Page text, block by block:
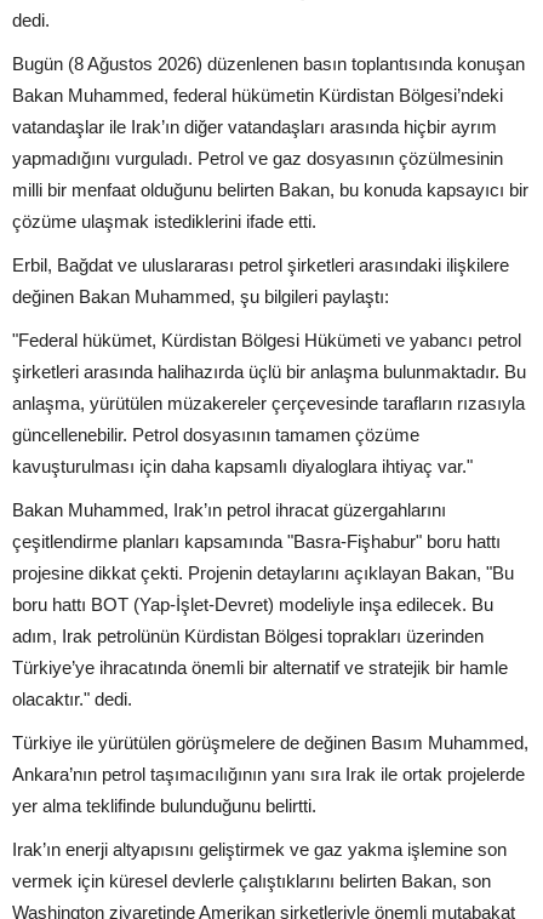
dedi.
Bugün (8 Ağustos 2026) düzenlenen basın toplantısında konuşan
Bakan Muhammed, federal hükümetin Kürdistan Bölgesi’ndeki
vatandaşlar ile Irak’ın diğer vatandaşları arasında hiçbir ayrım
yapmadığını vurguladı. Petrol ve gaz dosyasının çözülmesinin
milli bir menfaat olduğunu belirten Bakan, bu konuda kapsayıcı bir
çözüme ulaşmak istediklerini ifade etti.
Erbil, Bağdat ve uluslararası petrol şirketleri arasındaki ilişkilere
değinen Bakan Muhammed, şu bilgileri paylaştı:
"Federal hükümet, Kürdistan Bölgesi Hükümeti ve yabancı petrol
şirketleri arasında halihazırda üçlü bir anlaşma bulunmaktadır. Bu
anlaşma, yürütülen müzakereler çerçevesinde tarafların rızasıyla
güncellenebilir. Petrol dosyasının tamamen çözüme
kavuşturulması için daha kapsamlı diyaloglara ihtiyaç var."
Bakan Muhammed, Irak’ın petrol ihracat güzergahlarını
çeşitlendirme planları kapsamında "Basra-Fişhabur" boru hattı
projesine dikkat çekti. Projenin detaylarını açıklayan Bakan, "Bu
boru hattı BOT (Yap-İşlet-Devret) modeliyle inşa edilecek. Bu
adım, Irak petrolünün Kürdistan Bölgesi toprakları üzerinden
Türkiye’ye ihracatında önemli bir alternatif ve stratejik bir hamle
olacaktır." dedi.
Türkiye ile yürütülen görüşmelere de değinen Basım Muhammed,
Ankara’nın petrol taşımacılığının yanı sıra Irak ile ortak projelerde
yer alma teklifinde bulunduğunu belirtti.
Irak’ın enerji altyapısını geliştirmek ve gaz yakma işlemine son
vermek için küresel devlerle çalıştıklarını belirten Bakan, son
Washington ziyaretinde Amerikan şirketleriyle önemli mutabakat